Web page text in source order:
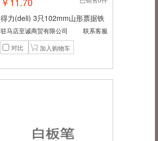
得力(deli) 3只102mm山形票据铁
票夹 财务票据夹金属票据文件夹
子 办公用品 3只/包 中号9532
驻马店至诚商贸有限公司
联系客服
对比